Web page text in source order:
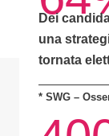
Dei
una
tornata
* SWG –